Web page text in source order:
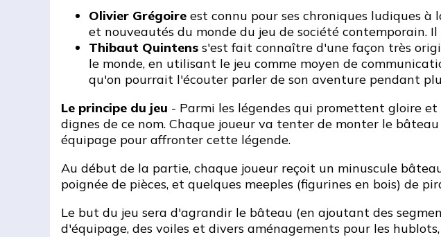
Olivier Grégoire est connu pour ses chroniques ludiques
et nouveautés du monde du jeu de société contemporain.
Thibaut Quintens s'est fait connaître d'une façon très
le monde, en utilisant le jeu comme moyen de
qu'on pourrait l'écouter parler de son aventure pendant
Le principe du jeu - Parmi les légendes qui promettent gloire
dignes de ce nom. Chaque joueur va tenter de monter le
équipage pour affronter cette légende.
Au début de la partie, chaque joueur reçoit un minuscule
poignée de pièces, et quelques meeples (figurines en bois) de
Le but du jeu sera d'agrandir le bâteau (en ajoutant des
d'équipage, des voiles et divers aménagements pour les